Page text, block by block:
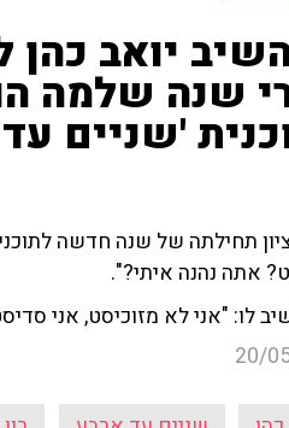
יואב
שנה שלמה
'שניים
תחילתה של שנה חדשה
אתה נהנה איתי?".
לו: "אני לא מזוכיסט, אני
20/